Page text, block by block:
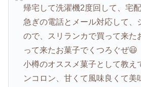
帰宅して洗濯機2度回して、宅
急ぎの電話とメール対応して、
ので、スリランカで買って来た
って来たお菓子でくつろぐぜ😃
小樽のオススメ菓子として教え
ンコロン、甘くて風味良くて美